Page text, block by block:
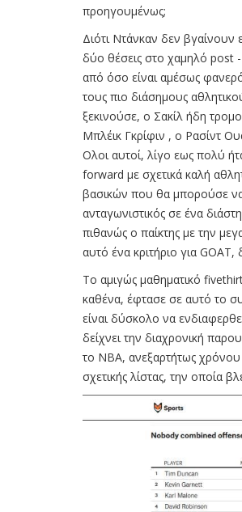
προηγουμένως;
Διότι Ντάνκαν δεν βγαίνουν
δύο θέσεις στο χαμηλό post -
από όσο είναι αμέσως
τους πιο διάσημους
ξεκινούσε, ο Σακίλ ήδη
Μπλέικ Γκρίφιν , ο Ρασίντ
Ολοι αυτοί, λίγο εως πολύ
forward με σχετικά καλή
βασικών που θα μπορούσε να
ανταγωνιστικός σε ένα
πιθανώς ο παίκτης με την
αυτό ένα κριτήριο για GOAT,
Το αμιγώς μαθηματικό
καθένα, έφτασε σε αυτό το
είναι δύσκολο να
δείχνει την διαχρονική
το ΝΒΑ, ανεξαρτήτως χρόνου
σχετικής λίστας, την οποία